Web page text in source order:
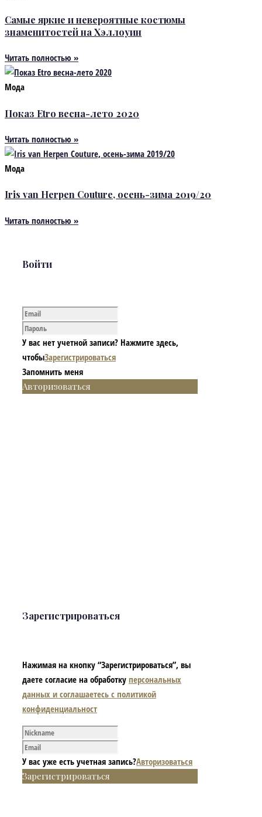
Самые яркие и невероятные костюмы
знаменитостей на Хэллоуин
Читать полностью »
Мода
Показ Etro весна-лето 2020
Читать полностью »
Мода
Iris van Herpen Couture, осень-зима 2019/20
Читать полностью »
Войти
У вас нет учетной записи? Нажмите здесь,
чтобыЗарегистрироваться
Запомнить меня
Авторизоваться
Зарегистрироваться
Нажимая на кнопку “Зарегистрироваться”, вы
даете согласие на обработку персональных
данных и соглашаетесь с политикой
конфиденциальност
У вас уже есть учетная запись?Авторизоваться
Зарегистрироваться